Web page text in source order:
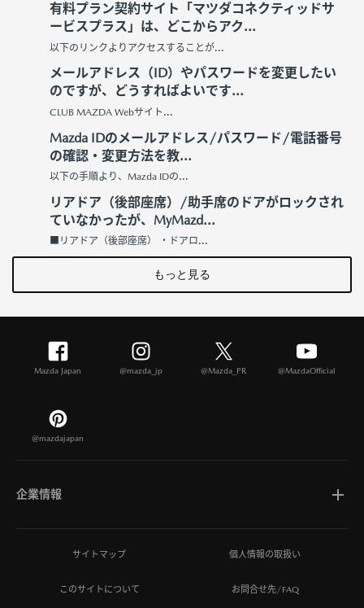
有料プラン契約サイト「マツダコネクティッドサ
ービスプラス」は、どこからアク...
以下のリンクよりアクセスすることが...
メールアドレス（ID）やパスワードを変更したい
のですが、どうすればよいです...
CLUB MAZDA Webサイト...
Mazda IDのメールアドレス/パスワード/電話番号
の確認・変更方法を教...
以下の手順より、Mazda IDの...
リアドア（後部座席）/助手席のドアがロックされ
ていなかったが、MyMazd...
■リアドア（後部座席） ・ドアロ...
もっと見る
Mazda Japan @mazda_jp @Mazda_PR @MazdaOfficial
@mazdajapan
企業情報
マツダについて
ひとを想う価値創造
サイトマップ 個人情報の取扱い
このサイトについて お問合せ先/FAQ